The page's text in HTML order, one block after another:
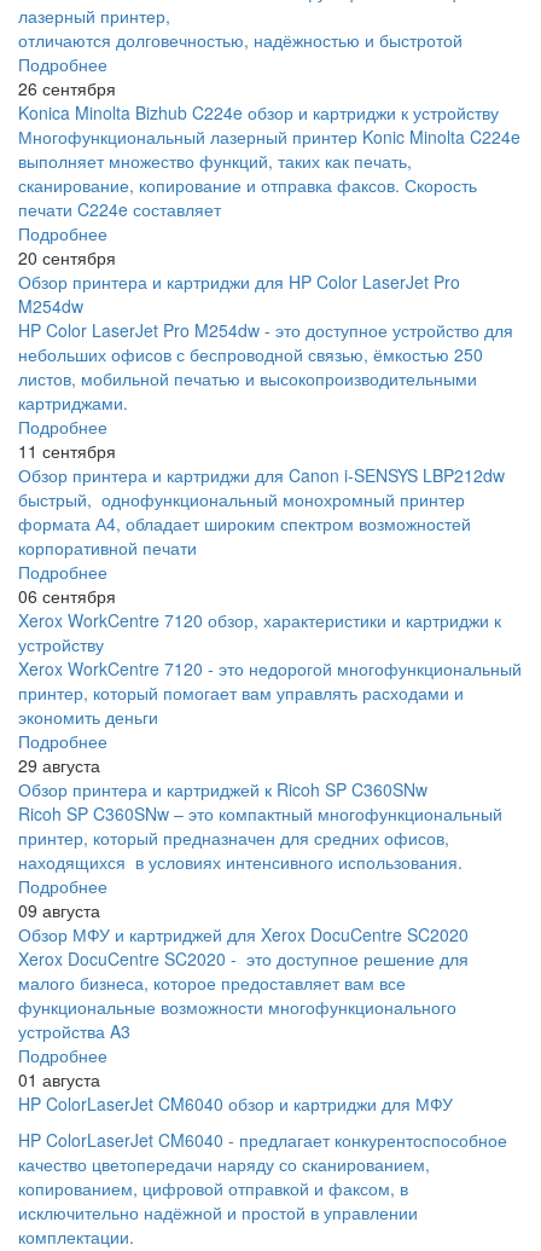
лазерный принтер,
отличаются долговечностью, надёжностью и быстротой
Подробнее
26 сентября
Konica Minolta Bizhub C224e обзор и картриджи к устройству
Многофункциональный лазерный принтер Konic Minolta C224e
выполняет множество функций, таких как печать,
сканирование, копирование и отправка факсов. Скорость
печати C224e составляет
Подробнее
20 сентября
Обзор принтера и картриджи для HP Color LaserJet Pro
M254dw
HP Color LaserJet Pro M254dw - это доступное устройство для
небольших офисов с беспроводной связью, ёмкостью 250
листов, мобильной печатью и высокопроизводительными
картриджами.
Подробнее
11 сентября
Обзор принтера и картриджи для Canon i-SENSYS LBP212dw
быстрый, однофункциональный монохромный принтер
формата А4, обладает широким спектром возможностей
корпоративной печати
Подробнее
06 сентября
Xerox WorkCentre 7120 обзор, характеристики и картриджи к
устройству
Xerox WorkCentre 7120 - это недорогой многофункциональный
принтер, который помогает вам управлять расходами и
экономить деньги
Подробнее
29 августа
Обзор принтера и картриджей к Ricoh SP C360SNw
Ricoh SP C360SNw – это компактный многофункциональный
принтер, который предназначен для средних офисов,
находящихся в условиях интенсивного использования.
Подробнее
09 августа
Обзор МФУ и картриджей для Xerox DocuCentre SC2020
Xerox DocuCentre SC2020 - это доступное решение для
малого бизнеса, которое предоставляет вам все
функциональные возможности многофункционального
устройства A3
Подробнее
01 августа
HP ColorLaserJet CM6040 обзор и картриджи для МФУ
HP ColorLaserJet CM6040 - предлагает конкурентоспособное
качество цветопередачи наряду со сканированием,
копированием, цифровой отправкой и факсом, в
исключительно надёжной и простой в управлении
комплектации.